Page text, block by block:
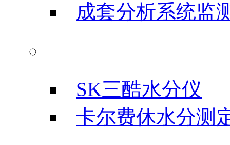
成套分析系统监
SK三酷水分仪
卡尔费休水分测